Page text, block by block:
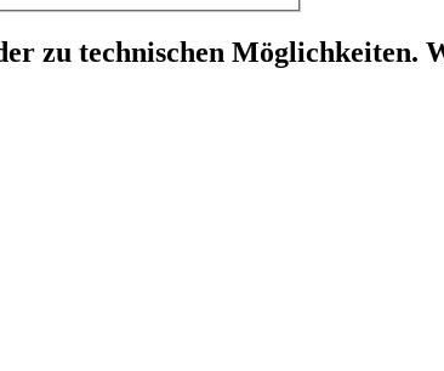
zu technischen Möglichkeiten.